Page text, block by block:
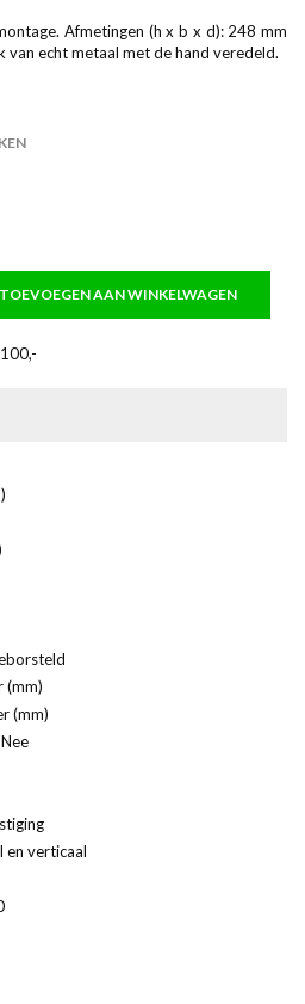
Afmetingen (h x b x d): 248 mm
echt metaal met de hand veredeld.
TOEVOEGEN AAN WINKELWAGEN
(mm)
(mm)
en verticaal